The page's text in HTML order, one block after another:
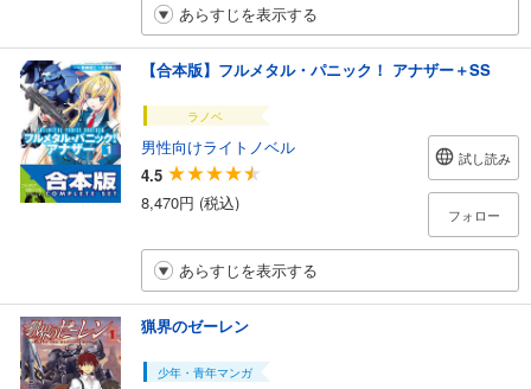
あらすじを表示する
【合本版】フルメタル・パニック！ アナザー＋SS
ラノベ
男性向けライトノベル
4.5
8,470円 (税込)
試し読み
フォロー
あらすじを表示する
猟界のゼーレン
少年・青年マンガ